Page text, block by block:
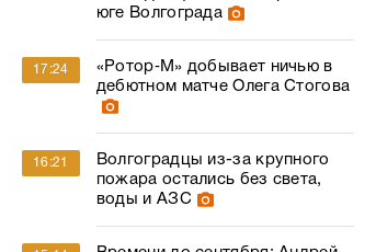
Волгоградцы из-за крупного
пожара остались без света,
воды и АЗС
Времени до сентября: Андрей
Бочаров озвучил дедлайн для
благоустройства центра
Волгограда
Гриль-мастера России сошлись
в поединке: как в Волгограде